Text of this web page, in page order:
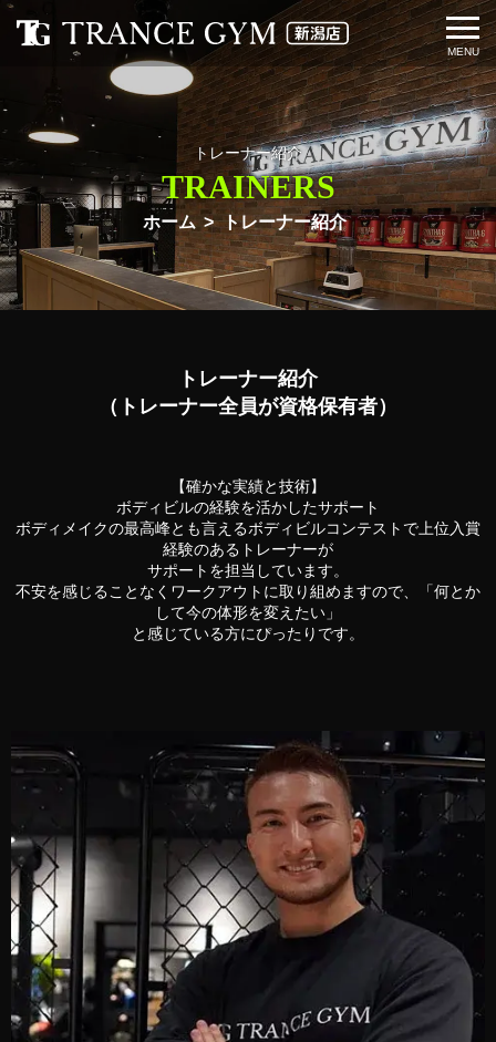
トレーナー紹介
TRAINERS
ホーム トレーナー紹介
トレーナー紹介
（トレーナー全員が資格保有者）
【確かな実績と技術】
ボディビルの経験を活かしたサポート
ボディメイクの最高峰とも言えるボディビルコンテストで 上位入賞
経験のあるトレーナーが
サポートを担当しています。
不安を感じることなくワークアウトに取り組めますので、
「何とか
して今の体形を変えたい」
と感じている方にぴったりです。